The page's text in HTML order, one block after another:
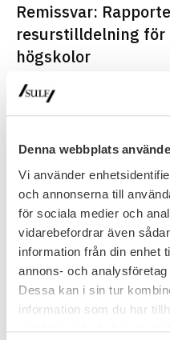
Denna webbplats
Vi använder
och annonserna till
för sociala medier och
vidarebefordrar även
information från din enhet
annons- och
Dessa kan i sin tur
information som du har
Remissvar:
resurstilldelning för
högskolor
Rapporten
och högskolor Ert dnr
har genom remiss daterad
Fortsatt
I denna skrift kompletteras
motsvarande beräkningar till
som pdf.
Rapport
26 februari 2012